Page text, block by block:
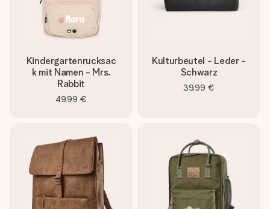
Kindergartenrucksac
k mit Namen - Mrs.
Rabbit
49,99 €
Kulturbeutel - Leder -
Schwarz
39,99 €